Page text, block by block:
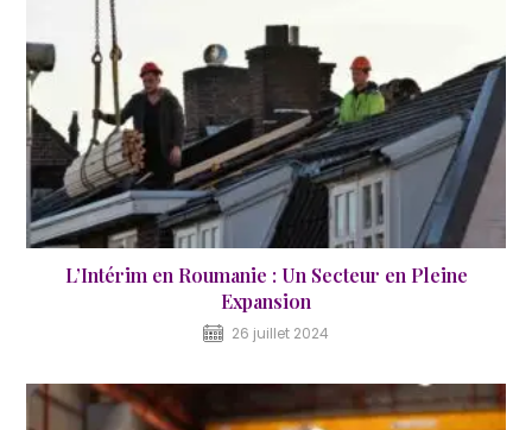
L’Intérim en Roumanie : Un Secteur en Pleine
Expansion
26 juillet 2024